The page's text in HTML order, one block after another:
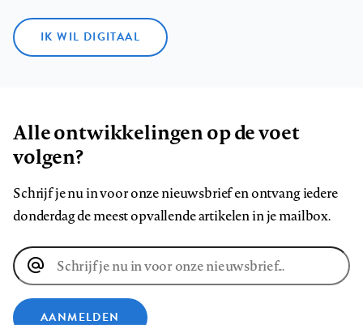
IK WIL DIGITAAL
Alle ontwikkelingen op de voet
volgen?
Schrijf je nu in voor onze nieuwsbrief en ontvang iedere
donderdag de meest opvallende artikelen in je mailbox.
E-
mailadres
AANMELDEN